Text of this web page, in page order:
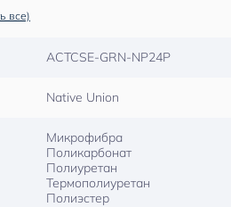
все)
ACTCSE-GRN-NP24P
Native Union
Микрофибра
Поликарбонат
Полиуретан
Термополиуретан
Полиэстер